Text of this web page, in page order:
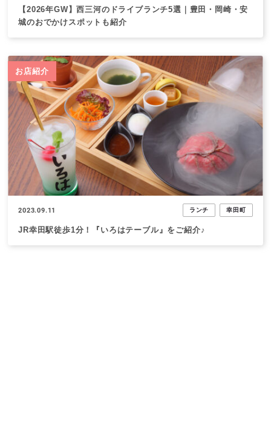
【2026年GW】西三河のドライブランチ5選｜豊田・岡崎・安
城のおでかけスポットも紹介
お店紹介
2023.09.11 ランチ 幸田町
JR幸田駅徒歩1分！『いろはテーブル』をご紹介♪